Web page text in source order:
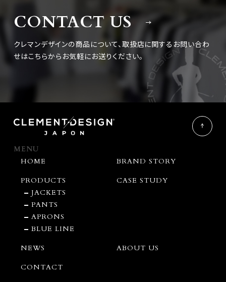
CONTACT US
クレマンデザインの商品について、取扱店に関するお問い合わ
せはこちらからお気軽にお送りください。
MENU
HOME
BRAND STORY
PRODUCTS
JACKETS
PANTS
APRONS
BLUE LINE
CASE STUDY
NEWS
ABOUT US
CONTACT